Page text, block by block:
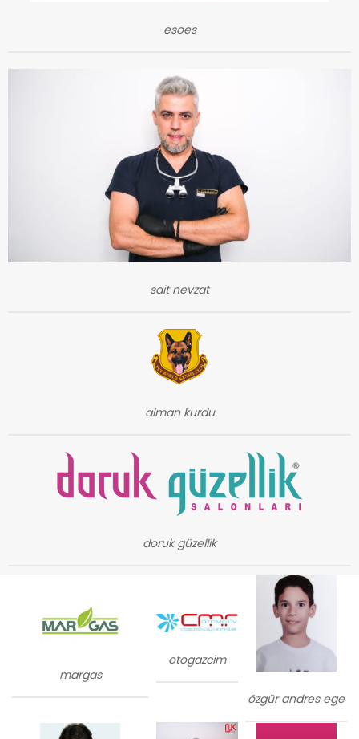
esoes
sait nevzat
alman kurdu
doruk güzellik
margas
otogazcim
özgür andres ege